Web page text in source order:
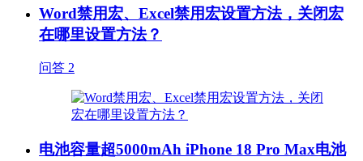
Word禁用宏、Excel禁用宏设置方法，关闭宏
在哪里设置方法？
问答 2
电池容量超5000mAh iPhone 18 Pro Max电池